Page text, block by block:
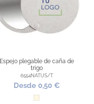
Espejo plegable de caña de
trigo
6554NATUS/T
Desde 0,50 €
Natural